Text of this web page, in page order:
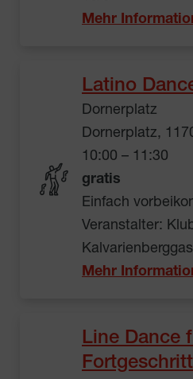
Mehr
Latino
Dornerplatz
Dornerplatz,
10:00 – 11:30
gratis
Einfach
Veranstalter:
Mehr
Line Dance